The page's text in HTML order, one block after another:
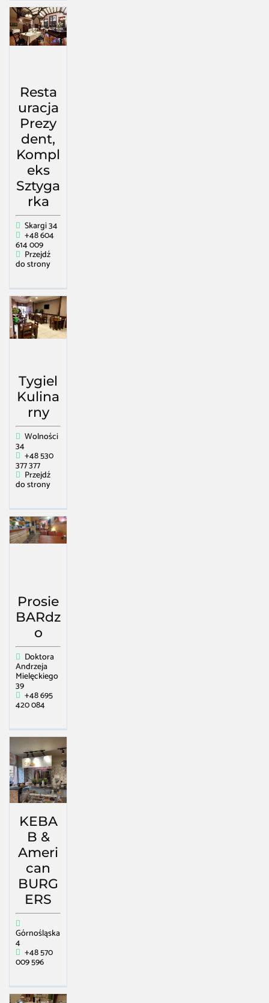
Resta
uracja
Prezy
dent,
Kompl
eks
Sztyga
rka
Skargi 34
+48 604
614 009
Przejdź
do strony
Tygiel
Kulina
rny
Wolności
34
+48 530
377 377
Przejdź
do strony
Prosie
BARdz
o
Doktora
Andrzeja
Mielęckiego
39
+48 695
420 084
KEBA
B &
Ameri
can
BURG
ERS
Górnośląska
4
+48 570
009 596